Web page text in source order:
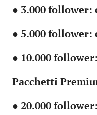
● 3.000 follower:
● 5.000 follower:
● 10.000
Pacchetti
● 20.000